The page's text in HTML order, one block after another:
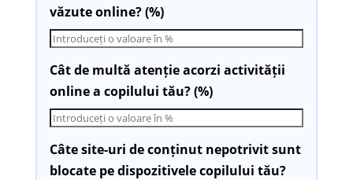
văzute online? (%)
Cât de multă atenție acorzi activității
online a copilului tău? (%)
Câte site-uri de conținut nepotrivit sunt
blocate pe dispozitivele copilului tău?